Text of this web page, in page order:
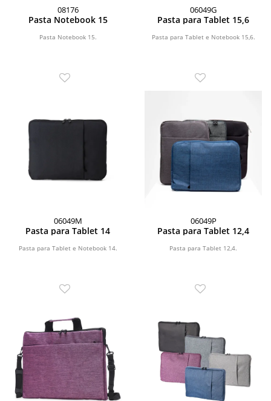
08176
Pasta Notebook 15
Pasta Notebook 15.
06049G
Pasta para Tablet 15,6
Pasta para Tablet e Notebook 15,6.
06049M
Pasta para Tablet 14
Pasta para Tablet e Notebook 14.
06049P
Pasta para Tablet 12,4
Pasta para Tablet 12,4.